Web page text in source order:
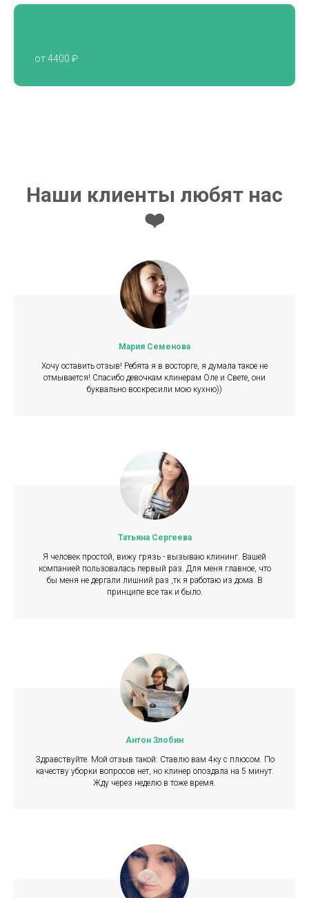
от 4400 ₽
Наши клиенты любят нас
❤️
Мария Семенова
Хочу оставить отзыв! Ребята я в восторге, я думала такое не
отмывается! Спасибо девочкам клинерам Оле и Свете, они
буквально воскресили мою кухню))
Татьяна Сергеева
Я человек простой, вижу грязь - вызываю клининг. Вашей
компанией пользовалась первый раз. Для меня главное, что
бы меня не дергали лишний раз ,тк я работаю из дома. В
принципе все так и было.
Антон Злобин
Здравствуйте. Мой отзыв такой: Ставлю вам 4ку с плюсом. По
качеству уборки вопросов нет, но клинер опоздала на 5 минут.
Жду через неделю в тоже время.